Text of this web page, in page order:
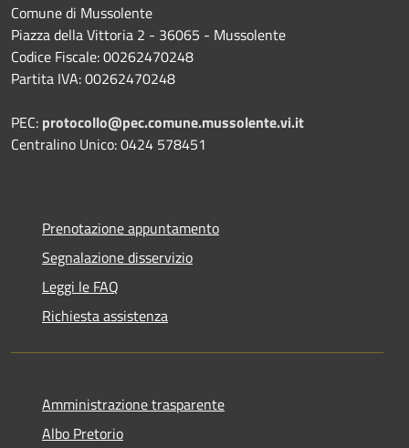
Comune di Mussolente
Piazza della Vittoria 2 - 36065 - Mussolente
Codice Fiscale: 00262470248
Partita IVA: 00262470248
PEC: protocollo@pec.comune.mussolente.vi.it
Centralino Unico: 0424 578451
Prenotazione appuntamento
Segnalazione disservizio
Leggi le FAQ
Richiesta assistenza
Amministrazione trasparente
Albo Pretorio